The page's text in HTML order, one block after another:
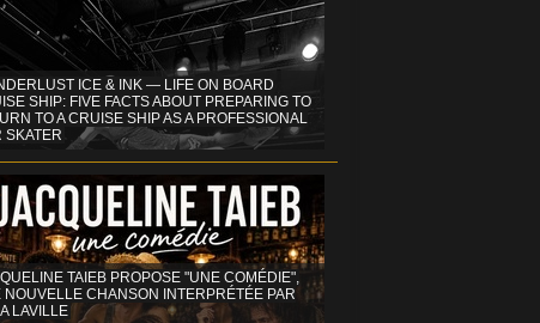
ICE & INK — LIFE ON BOARD
SHIP: FIVE FACTS ABOUT PREPARING TO
TO A CRUISE SHIP AS A PROFESSIONAL
SKATER
TAIEB PROPOSE "UNE COMÉDIE",
NOUVELLE CHANSON INTERPRÉTÉE PAR
LAVILLE